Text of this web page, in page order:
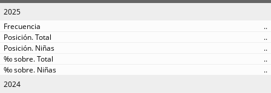
2025
..
..
..
..
..
2024